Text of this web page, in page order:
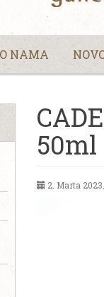
O NAMA
50ml
2. Marta 2023.